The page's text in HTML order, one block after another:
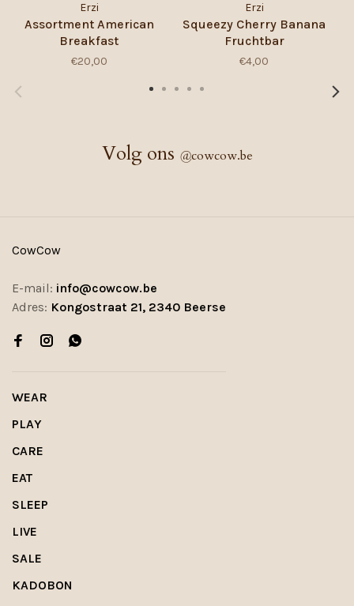
Erzi
Assortment American
Breakfast
€20,00
Erzi
Squeezy Cherry Banana
Fruchtbar
€4,00
Volg ons @cowcow.be
CowCow
E-mail: info@cowcow.be
Adres: Kongostraat 21, 2340 Beerse
WEAR
PLAY
CARE
EAT
SLEEP
LIVE
SALE
KADOBON